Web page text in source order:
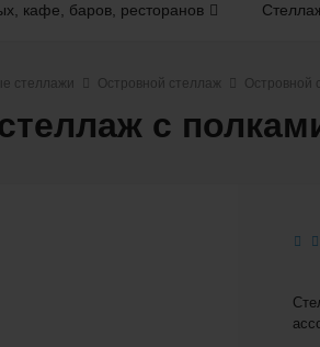
кафе, баров, ресторанов
стеллажи Островной стеллаж Островной
с